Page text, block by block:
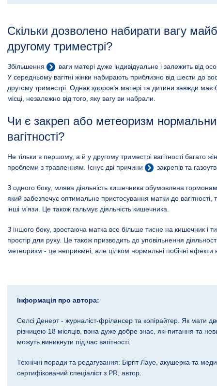
Скільки дозволено набирати вагу
другому триместрі?
Збільшення ваги матері дуже індивідуальне і залежить від
У середньому вагітні жінки набирають приблизно від шести до
другому триместрі. Однак здоров’я матері та дитини завжди
місці, незалежно від того, яку вагу ви набрали.
Чи є закреп або метеоризм
вагітності?
Не тільки в першому, а й у другому триместрі вагітності багато
проблеми з травленням. Існує дві причини
закрепів та
З одного боку, млява діяльність кишечника обумовлена
який забезпечує оптимальне пристосування матки до вагітності,
інші м’язи. Це також гальмує діяльність кишечника.
З іншого боку, зростаюча матка все більше тисне на кишечник і
простір для руху. Це також призводить до уповільнення
метеоризм - це неприємні, але цілком нормальні побічні ефекти
Інформація про автора:
Селсі Денерт - журналіст-фрілансер та копірайтер. Як мати
різницею 18 місяців, вона дуже добре знає, які питання та
можуть виникнути під час вагітності.
Технічні поради та редагування: Біргіт Лауе, акушерка та
сертифікований спеціаліст з PR, автор.